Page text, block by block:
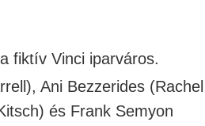
fiktív Vinci iparváros.
Ani Bezzerides (Rachel
és Frank Semyon